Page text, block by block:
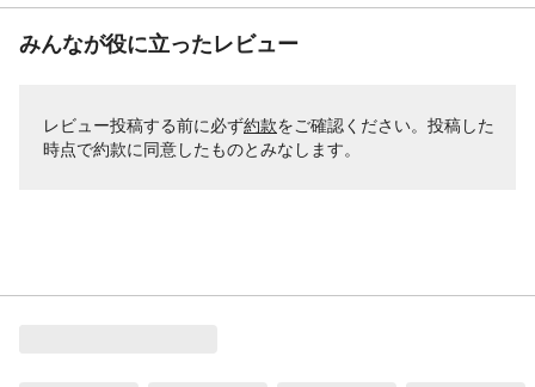
みんなが役に立ったレビュー
レビュー投稿する前に必ず約款をご確認ください。投稿した
時点で約款に同意したものとみなします。